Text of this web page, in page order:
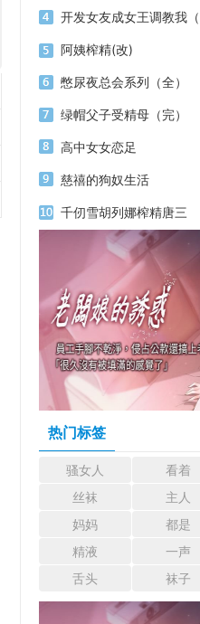
阿姨榨精(改)
憋尿夜总会系列（全）
绿帽父子受精母（完）
高中女女恋足
慈禧的狗奴生活
千仞雪胡列娜榨精唐三
热门标签
骚女人 看着
丝袜
主人
妈妈
都是
精液
一声
舌头
袜子